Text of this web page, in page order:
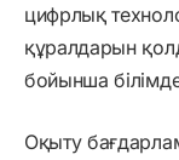
цифрлық
құралдарын
бойынша
Оқыту